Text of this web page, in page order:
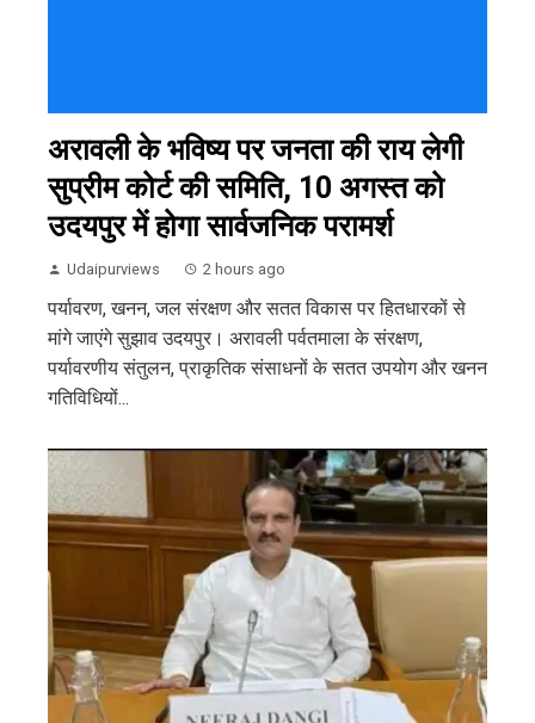
अरावली के भविष्य पर जनता की राय लेगी
सुप्रीम कोर्ट की समिति, 10 अगस्त को
उदयपुर में होगा सार्वजनिक परामर्श
Udaipurviews 2 hours ago
पर्यावरण, खनन, जल संरक्षण और सतत विकास पर हितधारकों से
मांगे जाएंगे सुझाव उदयपुर। अरावली पर्वतमाला के संरक्षण,
पर्यावरणीय संतुलन, प्राकृतिक संसाधनों के सतत उपयोग और खनन
गतिविधियों...